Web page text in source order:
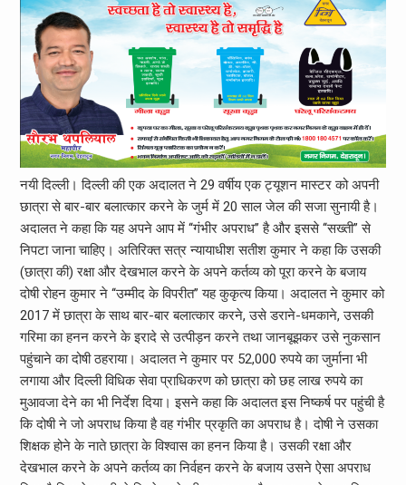
नयी दिल्ली। दिल्ली की एक अदालत ने 29 वर्षीय एक ट्यूशन मास्टर को अपनी
छात्रा से बार-बार बलात्कार करने के जुर्म में 20 साल जेल की सजा सुनायी है।
अदालत ने कहा कि यह अपने आप में ‘‘गंभीर अपराध’’ है और इससे ‘‘सख्ती’’ से
निपटा जाना चाहिए। अतिरिक्त सत्र न्यायाधीश सतीश कुमार ने कहा कि उसकी
(छात्रा की) रक्षा और देखभाल करने के अपने कर्तव्य को पूरा करने के बजाय
दोषी रोहन कुमार ने ‘‘उम्मीद के विपरीत’’ यह कुकृत्य किया। अदालत ने कुमार को
2017 में छात्रा के साथ बार-बार बलात्कार करने, उसे डराने-धमकाने, उसकी
गरिमा का हनन करने के इरादे से उत्पीड़न करने तथा जानबूझकर उसे नुकसान
पहुंचाने का दोषी ठहराया। अदालत ने कुमार पर 52,000 रुपये का जुर्माना भी
लगाया और दिल्ली विधिक सेवा प्राधिकरण को छात्रा को छह लाख रुपये का
मुआवजा देने का भी निर्देश दिया। इसने कहा कि अदालत इस निष्कर्ष पर पहुंची है
कि दोषी ने जो अपराध किया है वह गंभीर प्रकृति का अपराध है। दोषी ने उसका
शिक्षक होने के नाते छात्रा के विश्वास का हनन किया है। उसकी रक्षा और
देखभाल करने के अपने कर्तव्य का निर्वहन करने के बजाय उसने ऐसा अपराध